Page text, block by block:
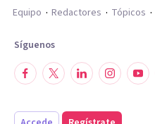
Equipo
Redactores Tópicos
Síguenos